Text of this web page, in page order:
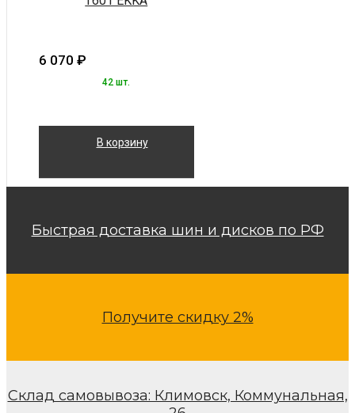
6 070 ₽
42 шт.
В корзину
Быстрая доставка шин и дисков по РФ
Получите скидку 2%
Склад самовывоза: Климовск, Коммунальная,